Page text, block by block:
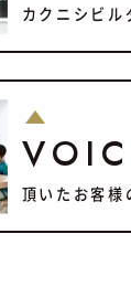
カクニシビル
頂いたお客様